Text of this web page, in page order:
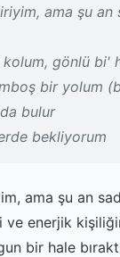
ama şu an
kolum, gönlü bi'
bir yolum
bulur
bekliyorum
ama şu an
ve enerjik
bir hale